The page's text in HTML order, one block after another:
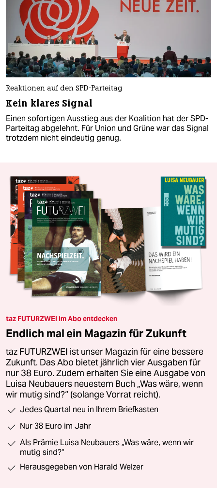
Reaktionen auf den SPD-Parteitag
Kein klares Signal
Einen sofortigen Ausstieg aus der Koalition hat der SPD-
Parteitag abgelehnt. Für Union und Grüne war das Signal
trotzdem nicht eindeutig genug.
taz FUTURZWEI im Abo entdecken
Endlich mal ein Magazin für Zukunft
taz FUTURZWEI ist unser Magazin für eine bessere
Zukunft. Das Abo bietet jährlich vier Ausgaben für
nur 38 Euro. Zudem erhalten Sie eine Ausgabe von
Luisa Neubauers neuestem Buch „Was wäre, wenn
wir mutig sind?“ (solange Vorrat reicht).
Jedes Quartal neu in Ihrem Briefkasten
Nur 38 Euro im Jahr
Als Prämie Luisa Neubauers „Was wäre, wenn wir
mutig sind?“
Herausgegeben von Harald Welzer